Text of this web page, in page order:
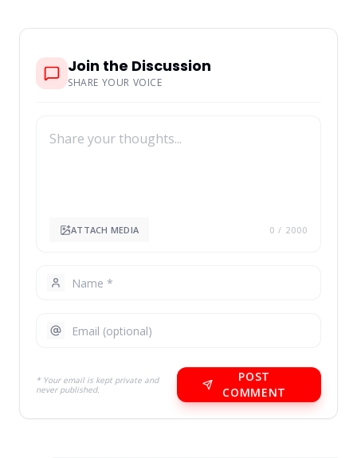
Join the Discussion
SHARE YOUR VOICE
ATTACH MEDIA 0 / 2000
* Your email is kept private and
never published.
POST
COMMENT